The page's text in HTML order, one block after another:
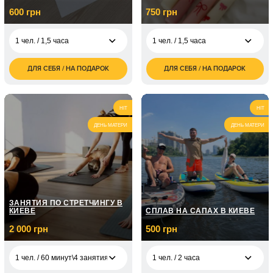
600 грн
1 чел. / 1,5 часа
грн
2 чел. / 1,5 часа
1 200
грн
ДЛЯ СЕБЯ / НА ПОДАРОК
750 грн
1 чел. / 1,5 часа
грн
1 500
грн
ДЛЯ СЕБЯ / НА ПОДАРОК
HIT
ДЕНЬ МАТЕРИ
ЗАНЯТИЯ ПО СТРЕТЧИНГУ В
КИЕВЕ
2 000 грн
1 чел. / 60 минут\4 занятия
HIT
ДЕНЬ МАТЕРИ
СПЛАВ НА САПАХ В КИЕВЕ
500 грн
1 чел. / 2 часа